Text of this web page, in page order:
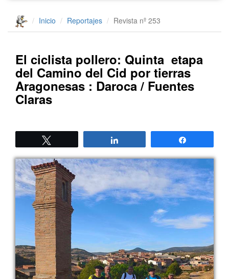
Inicio Reportajes Revista nº 253
El ciclista pollero: Quinta etapa
del Camino del Cid por tierras
Aragonesas : Daroca / Fuentes
Claras